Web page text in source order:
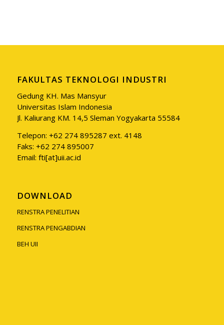
FAKULTAS TEKNOLOGI INDUSTRI
Gedung KH. Mas Mansyur
Universitas Islam Indonesia
Jl. Kaliurang KM. 14,5 Sleman Yogyakarta 55584
Telepon: +62 274 895287 ext. 4148
Faks: +62 274 895007
Email: fti[at]uii.ac.id
DOWNLOAD
RENSTRA PENELITIAN
RENSTRA PENGABDIAN
BEH UII